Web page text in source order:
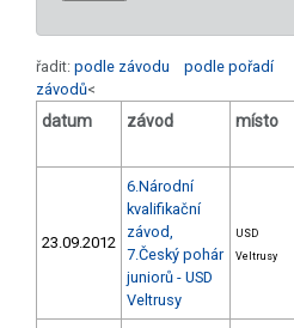
řadit: podle závodu podle pořadí
závodů<
datum závod místo
23.09.2012
6.Národní
kvalifikační
závod,
7.Český pohár
juniorů - USD
Veltrusy
USD
Veltrusy